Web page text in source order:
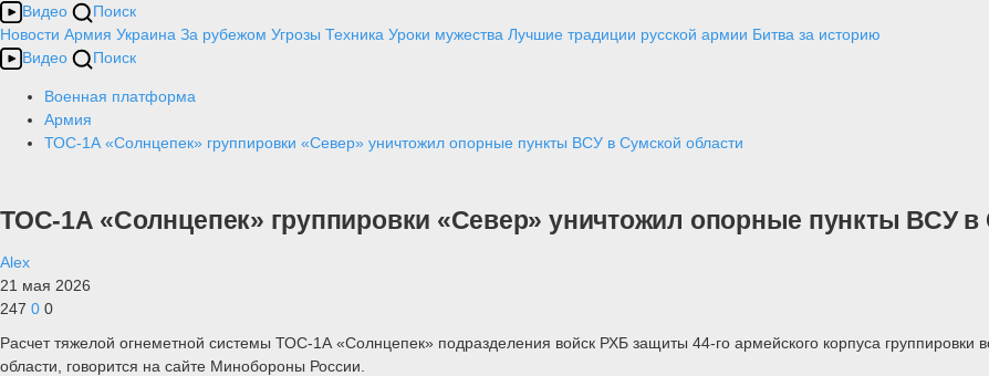
Видео
Поиск
Новости Армия Украина За рубежом Угрозы Техника Уроки мужества Лучшие традиции русской армии Битва за историю
Видео
Поиск
Военная платформа
Армия
ТОС-1А «Солнцепек» группировки «Север» уничтожил опорные пункты ВСУ в Сумской области
ТОС-1А «Солнцепек» группировки «Север» уничтожил опорные пункты ВСУ в
Alex
21 мая 2026
247 0 0
Расчет тяжелой огнеметной системы ТОС-1А «Солнцепек» подразделения войск РХБ защиты 44-го армейского корпуса
области, говорится на сайте Минобороны России.